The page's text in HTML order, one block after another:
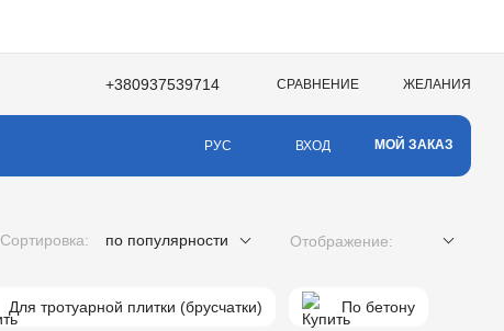
+380937539714 СРАВНЕНИЕ ЖЕЛАНИЯ
РУС ВХОД МОЙ ЗАКАЗ
Сортировка: по популярности Отображение:
Для тротуарной плитки (брусчатки) По бетону